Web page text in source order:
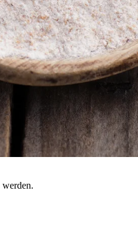
werden.